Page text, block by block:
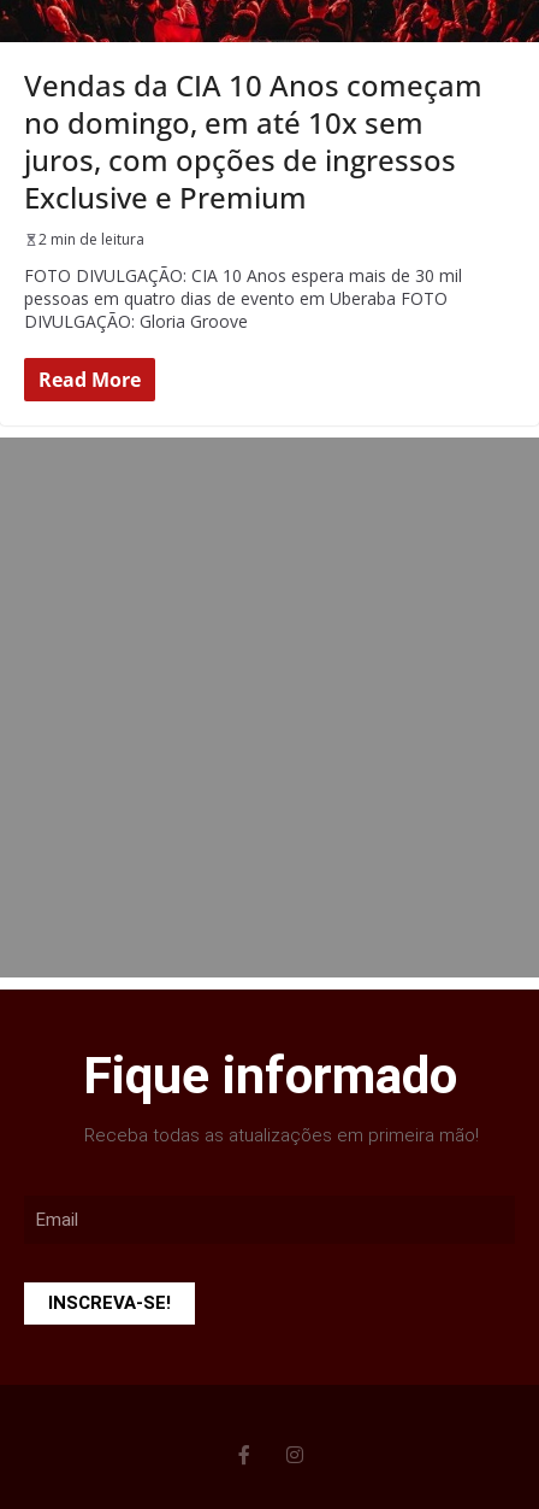
Vendas da CIA 10 Anos começam
no domingo, em até 10x sem
juros, com opções de ingressos
Exclusive e Premium
2 min de leitura
FOTO DIVULGAÇÃO: CIA 10 Anos espera mais de 30 mil
pessoas em quatro dias de evento em Uberaba FOTO
DIVULGAÇÃO: Gloria Groove
Read More
Fique informado
Receba todas as atualizações em primeira mão!
INSCREVA-SE!